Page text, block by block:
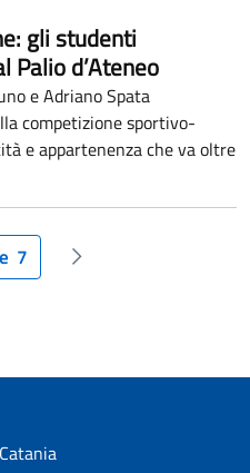
gli studenti
Palio d’Ateneo
e Adriano Spata
competizione sportivo-
e appartenenza che va oltre
Paginazione
attuale
7 Pagina successiva